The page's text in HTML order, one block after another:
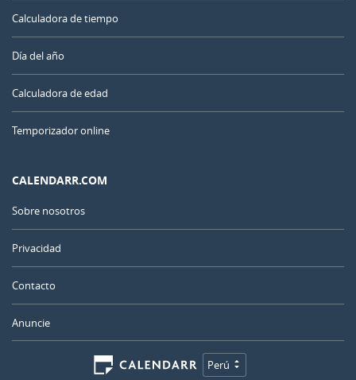
Calculadora de tiempo
Día del año
Calculadora de edad
Temporizador online
CALENDARR.COM
Sobre nosotros
Privacidad
Contacto
Anuncie
Perú